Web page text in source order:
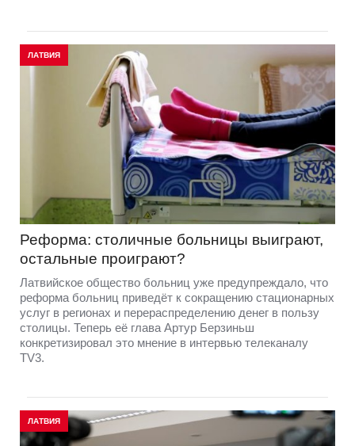
ЛАТВИЯ
Реформа: столичные больницы выиграют,
остальные проиграют?
Латвийское общество больниц уже предупреждало, что
реформа больниц приведёт к сокращению стационарных
услуг в регионах и перераспределению денег в пользу
столицы. Теперь её глава Артур Берзиньш
конкретизировал это мнение в интервью телеканалу
TV3.
ЛАТВИЯ